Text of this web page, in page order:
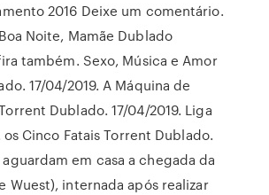
2016 Deixe um comentário.
Noite, Mamãe Dublado
também. Sexo, Música e Amor
17/04/2019. A Máquina de
Dublado. 17/04/2019. Liga
os Cinco Fatais Torrent Dublado.
em casa a chegada da
Wuest), internada após realizar